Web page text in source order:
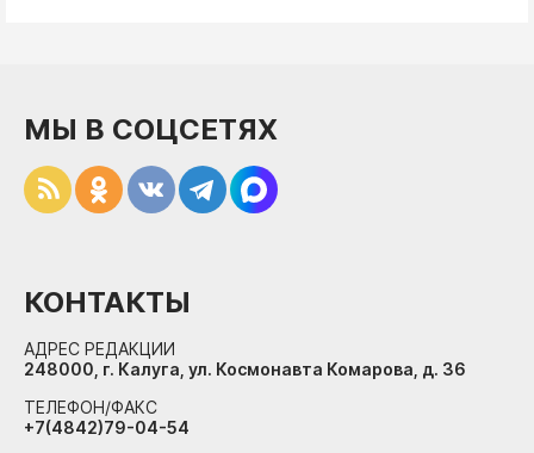
МЫ В СОЦСЕТЯХ
КОНТАКТЫ
АДРЕС РЕДАКЦИИ
248000, г. Калуга, ул. Космонавта Комарова, д. 36
ТЕЛЕФОН/ФАКС
+7(4842)79-04-54